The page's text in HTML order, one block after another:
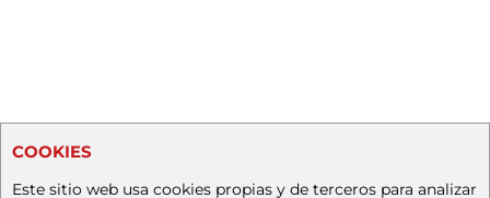
COOKIES
Este sitio web usa cookies propias y de terceros para analizar